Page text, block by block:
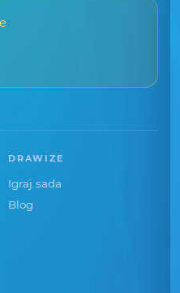
DRAWIZE
Igraj sada
Blog